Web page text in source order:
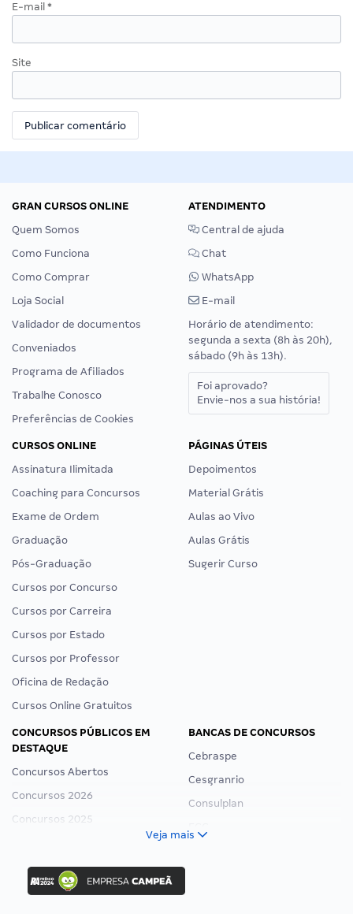
E-mail *
Site
GRAN CURSOS ONLINE
Quem Somos
Como Funciona
Como Comprar
Loja Social
Validador de documentos
Conveniados
Programa de Afiliados
Trabalhe Conosco
Preferências de Cookies
ATENDIMENTO
Central de ajuda
Chat
WhatsApp
E-mail
Horário de atendimento:
segunda a sexta (8h às 20h),
sábado (9h às 13h).
Foi aprovado?
Envie-nos a sua história!
CURSOS ONLINE
Assinatura Ilimitada
Coaching para Concursos
Exame de Ordem
Graduação
Pós-Graduação
Cursos por Concurso
Cursos por Carreira
Cursos por Estado
Cursos por Professor
Oficina de Redação
Cursos Online Gratuitos
PÁGINAS ÚTEIS
Depoimentos
Material Grátis
Aulas ao Vivo
Aulas Grátis
Sugerir Curso
CONCURSOS PÚBLICOS EM
DESTAQUE
Concursos Abertos
Concursos 2026
Concursos 2025
Concurso Ibama
Concurso MPU
BANCAS DE CONCURSOS
Cebraspe
Cesgranrio
Consulplan
Veja mais